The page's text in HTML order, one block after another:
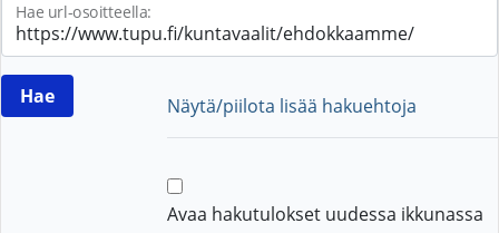
Hae url-osoitteella:
Näytä/piilota lisää hakuehtoja
Avaa hakutulokset uudessa ikkunassa